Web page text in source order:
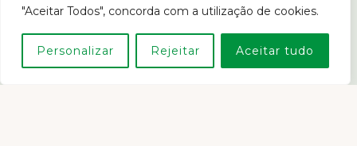
"Aceitar Todos", concorda com a utilização de cookies.
Personalizar Rejeitar Aceitar tudo
Em caso de litígio o consumidor poderá recorrer ao Centro
de Arbitragem de Conflitos de Consumo de Lisboa.